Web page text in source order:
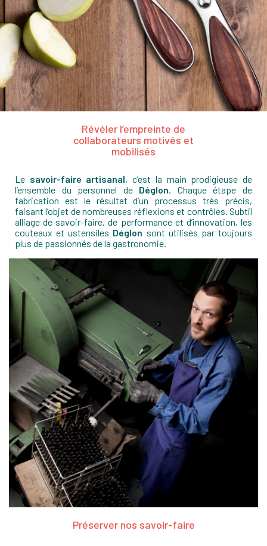
Révéler l’empreinte de
collaborateurs motivés et
mobilisés
Le savoir-faire artisanal, c’est la main prodigieuse de
l’ensemble du personnel de Déglon. Chaque étape de
fabrication est le résultat d’un processus très précis,
faisant l’objet de nombreuses réflexions et contrôles. Subtil
alliage de savoir-faire, de performance et d’innovation, les
couteaux et ustensiles Déglon sont utilisés par toujours
plus de passionnés de la gastronomie.
Préserver nos savoir-faire